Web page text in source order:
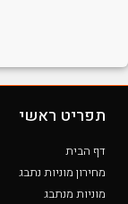
תפריט ראשי
דף הבית
מחירון מוניות נתבג
מוניות מנתבג